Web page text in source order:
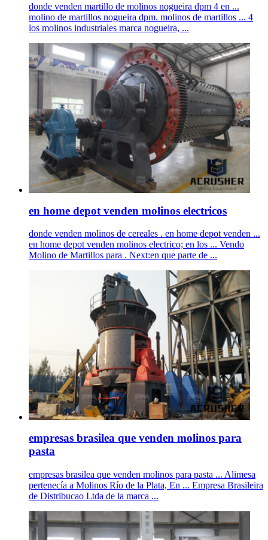
donde venden martillo de molinos nogueira dpm 4 en ...
molino de martillos nogueira dpm. molinos de martillos ... 4
los molinos industriales marca nogueira, ...
en home depot venden molinos electricos
donde venden molinos de cereales . en home depot venden ...
en home depot venden molinos electrico; en los ... Vendo
Molino de Martillos para . Next:en que parte de ...
empresas brasilea que venden molinos para
pasta
empresas brasilea que venden molinos para pasta ... Alimesa
pertenecía a Molinos Río de la Plata, En ... Empresa Brasileira
de Distribucao Ltda de la marca ...